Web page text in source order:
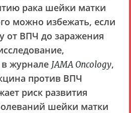
рака шейки матки
можно избежать, если
от ВПЧ до заражения
в журнале JAMA Oncology,
против ВПЧ
риск развития
шейки матки